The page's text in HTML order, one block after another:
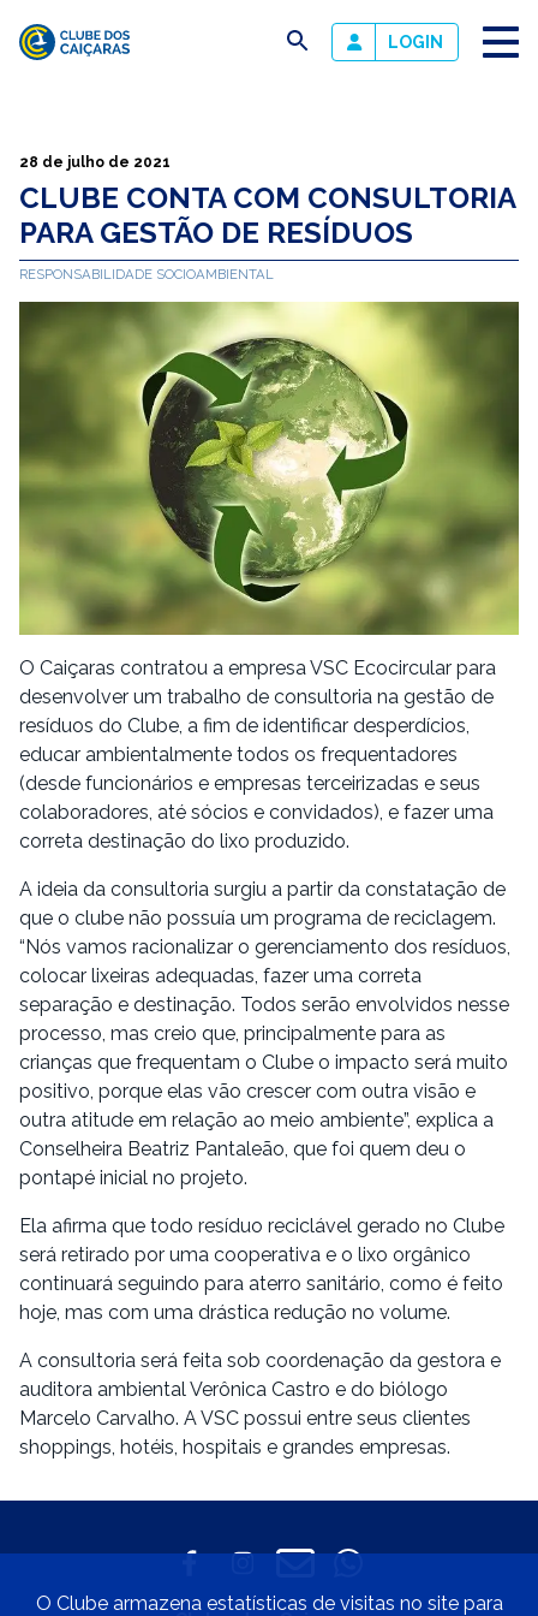
Caiçaras
busca LOGIN
28 de julho de 2021
CLUBE CONTA COM CONSULTORIA
PARA GESTÃO DE RESÍDUOS
RESPONSABILIDADE SOCIOAMBIENTAL
O Caiçaras contratou a empresa VSC Ecocircular para
desenvolver um trabalho de consultoria na gestão de
resíduos do Clube, a fim de identificar desperdícios,
educar ambientalmente todos os frequentadores
(desde funcionários e empresas terceirizadas e seus
colaboradores, até sócios e convidados), e fazer uma
correta destinação do lixo produzido.
A ideia da consultoria surgiu a partir da constatação de
que o clube não possuía um programa de reciclagem.
“Nós vamos racionalizar o gerenciamento dos resíduos,
colocar lixeiras adequadas, fazer uma correta
separação e destinação. Todos serão envolvidos nesse
processo, mas creio que, principalmente para as
crianças que frequentam o Clube o impacto será muito
positivo, porque elas vão crescer com outra visão e
outra atitude em relação ao meio ambiente”, explica a
Conselheira Beatriz Pantaleão, que foi quem deu o
pontapé inicial no projeto.
Ela afirma que todo resíduo reciclável gerado no Clube
será retirado por uma cooperativa e o lixo orgânico
continuará seguindo para aterro sanitário, como é feito
hoje, mas com uma drástica redução no volume.
A consultoria será feita sob coordenação da gestora e
auditora ambiental Verônica Castro e do biólogo
Marcelo Carvalho. A VSC possui entre seus clientes
shoppings, hotéis, hospitais e grandes empresas.
O Clube armazena estatísticas de visitas no site para